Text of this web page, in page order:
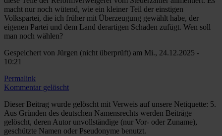
macht nur noch wütend, wie ein kleiner Teil der einstigen
Volkspartei, die ich früher mit Überzeugung gewählt habe, der
eigenen Partei und dem Land derartigen Schaden zufügt. Wen soll
man noch wählen?
Gespeichert von Jürgen (nicht überprüft) am Mi., 24.12.2025 -
10:21
Permalink
Kommentar gelöscht
Dieser Beitrag wurde gelöscht mit Verweis auf unsere Netiquette: 5.
Aus Gründen des deutschen Namensrechts werden Beiträge
gelöscht, deren Autor unvollständige (nur Vor- oder Zuname),
geschützte Namen oder Pseudonyme benutzt.